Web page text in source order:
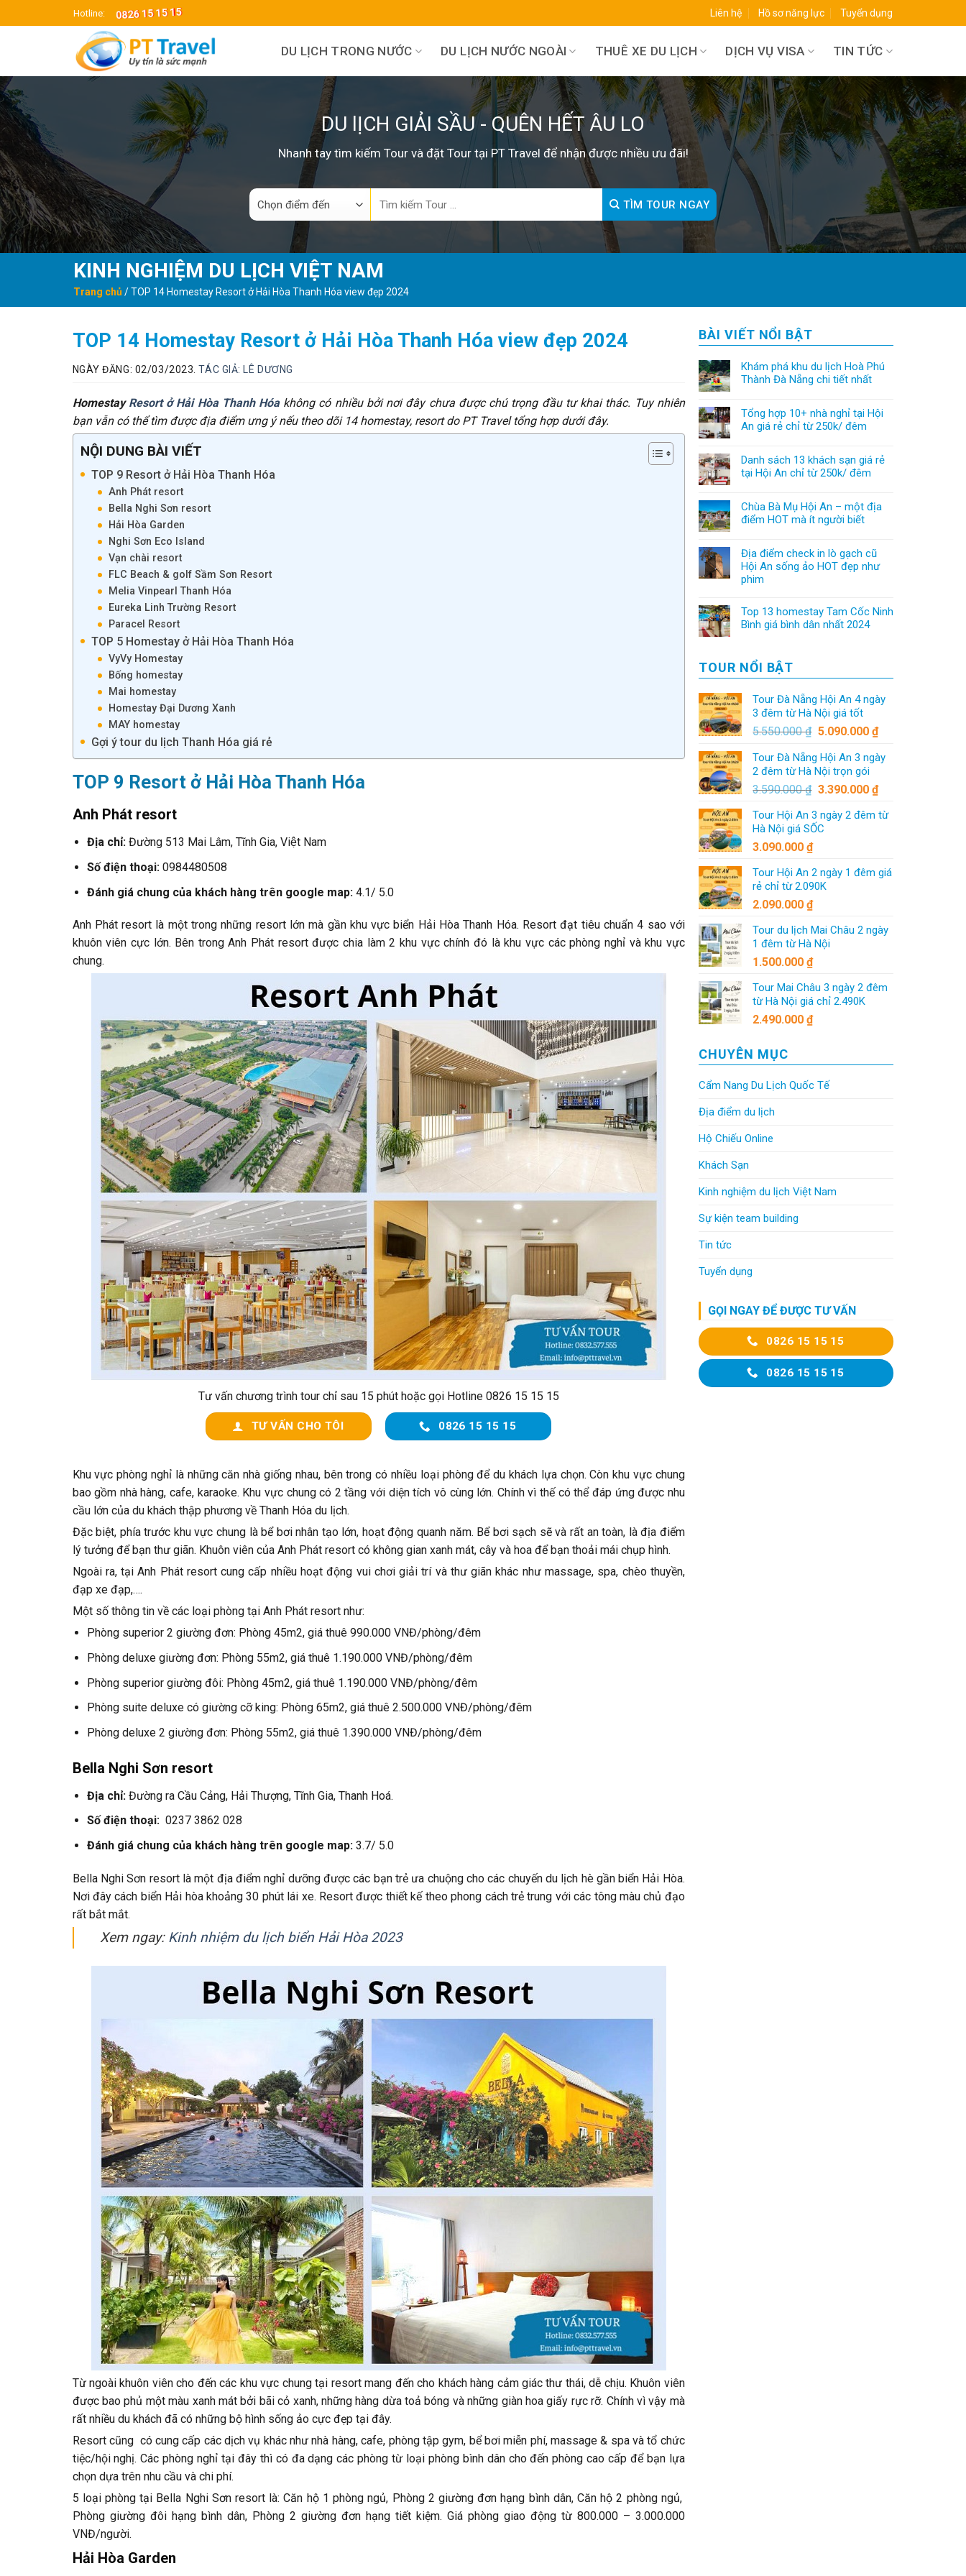
to
Hotline: 0826 15 15 15 Liên hệ Hồ sơ năng lực Tuyển dụng
DU LỊCH TRONG NƯỚC DU LỊCH NƯỚC NGOÀI THUÊ XE DU LỊCH DỊCH VỤ VISA TIN TỨC
DU lỊCH GIẢI SẦU - QUÊN HẾT ÂU LO
Nhanh tay tìm kiếm Tour và đặt Tour tại PT Travel để nhận được nhiều ưu đãi!
TÌM TOUR NGAY
KINH NGHIỆM DU LỊCH VIỆT NAM
Trang chủ/TOP 14 Homestay Resort ở Hải Hòa Thanh Hóa view đẹp 2024
TOP 14 Homestay Resort ở Hải Hòa Thanh Hóa view đẹp 2024
NGÀY ĐĂNG: 02/03/2023.TÁC GIẢ:LÊ DƯƠNG
Homestay Resort ở Hải Hòa Thanh Hóa không có nhiều bởi nơi đây chưa được chú trọng đầu tư khai thác. Tuy nhiên
bạn vẫn có thể tìm được địa điểm ưng ý nếu theo dõi 14 homestay, resort do PT Travel tổng hợp dưới đây.
NỘI DUNG BÀI VIẾT
TOP 9 Resort ở Hải Hòa Thanh Hóa
Anh Phát resort
Bella Nghi Sơn resort
Hải Hòa Garden
Nghi Sơn Eco Island
Vạn chài resort
FLC Beach & golf Sầm Sơn Resort
Melia Vinpearl Thanh Hóa
Eureka Linh Trường Resort
Paracel Resort
TOP 5 Homestay ở Hải Hòa Thanh Hóa
VyVy Homestay
Bống homestay
Mai homestay
Homestay Đại Dương Xanh
MAY homestay
Gợi ý tour du lịch Thanh Hóa giá rẻ
TOP 9 Resort ở Hải Hòa Thanh Hóa
Anh Phát resort
Địa chỉ:Đường 513 Mai Lâm, Tĩnh Gia, Việt Nam
Số điện thoại:0984480508
Đánh giá chung của khách hàng trên google map: 4.1/ 5.0
Anh Phát resort là một trong những resort lớn mà gần khu vực biển Hải Hòa Thanh Hóa. Resort đạt tiêu chuẩn 4 sao với
khuôn viên cực lớn. Bên trong Anh Phát resort được chia làm 2 khu vực chính đó là khu vực các phòng nghỉ và khu vực
chung.
Tư vấn chương trình tour chỉ sau 15 phút hoặc gọi Hotline 0826 15 15 15
TƯ VẤN CHO TÔI 0826 15 15 15
Khu vực phòng nghỉ là những căn nhà giống nhau, bên trong có nhiều loại phòng để du khách lựa chọn. Còn khu vực chung
bao gồm nhà hàng, cafe, karaoke. Khu vực chung có 2 tầng với diện tích vô cùng lớn. Chính vì thế có thể đáp ứng được nhu
cầu lớn của du khách thập phương về Thanh Hóa du lịch.
Đặc biệt, phía trước khu vực chung là bể bơi nhân tạo lớn, hoạt động quanh năm. Bể bơi sạch sẽ và rất an toàn, là địa điểm
lý tưởng để bạn thư giãn. Khuôn viên của Anh Phát resort có không gian xanh mát, cây và hoa để bạn thoải mái chụp hình.
Ngoài ra, tại Anh Phát resort cung cấp nhiều hoạt động vui chơi giải trí và thư giãn khác như massage, spa, chèo thuyền,
đạp xe đạp,….
Một số thông tin về các loại phòng tại Anh Phát resort như:
Phòng superior 2 giường đơn: Phòng 45m2, giá thuê 990.000 VNĐ/phòng/đêm
Phòng deluxe giường đơn: Phòng 55m2, giá thuê 1.190.000 VNĐ/phòng/đêm
Phòng superior giường đôi: Phòng 45m2, giá thuê 1.190.000 VNĐ/phòng/đêm
Phòng suite deluxe có giường cỡ king: Phòng 65m2, giá thuê 2.500.000 VNĐ/phòng/đêm
Phòng deluxe 2 giường đơn: Phòng 55m2, giá thuê 1.390.000 VNĐ/phòng/đêm
Bella Nghi Sơn resort
Địa chỉ: Đường ra Cầu Cảng, Hải Thượng, Tĩnh Gia, Thanh Hoá.
Số điện thoại: 0237 3862 028
Đánh giá chung của khách hàng trên google map: 3.7/ 5.0
Bella Nghi Sơn resort là một địa điểm nghỉ dưỡng được các bạn trẻ ưa chuộng cho các chuyến du lịch hè gần biển Hải Hòa.
Nơi đây cách biển Hải hòa khoảng 30 phút lái xe. Resort được thiết kế theo phong cách trẻ trung với các tông màu chủ đạo
rất bắt mắt.
Xem ngay: Kinh nhiệm du lịch biển Hải Hòa 2023
Từ ngoài khuôn viên cho đến các khu vực chung tại resort mang đến cho khách hàng cảm giác thư thái, dễ chịu. Khuôn viên
được bao phủ một màu xanh mát bởi bãi cỏ xanh, những hàng dừa toả bóng và những giàn hoa giấy rực rỡ. Chính vì vậy mà
rất nhiều du khách đã có những bộ hình sống ảo cực đẹp tại đây.
Resort cũng có cung cấp các dịch vụ khác như nhà hàng, cafe, phòng tập gym, bể bơi miễn phí, massage & spa và tổ chức
tiệc/hội nghị. Các phòng nghỉ tại đây thì có đa dạng các phòng từ loại phòng bình dân cho đến phòng cao cấp để bạn lựa
chọn dựa trên nhu cầu và chi phí.
5 loại phòng tại Bella Nghi Sơn resort là: Căn hộ 1 phòng ngủ, Phòng 2 giường đơn hạng bình dân, Căn hộ 2 phòng ngủ,
Phòng giường đôi hạng bình dân, Phòng 2 giường đơn hạng tiết kiệm. Giá phòng giao động từ 800.000 – 3.000.000
VNĐ/người.
Hải Hòa Garden
BÀI VIẾT NỔI BẬT
Khám phá khu du lịch Hoà Phú
Thành Đà Nẵng chi tiết nhất
Tổng hợp 10+ nhà nghỉ tại Hội
An giá rẻ chỉ từ 250k/ đêm
Danh sách 13 khách sạn giá rẻ
tại Hội An chỉ từ 250k/ đêm
Chùa Bà Mụ Hội An – một địa
điểm HOT mà ít người biết
Địa điểm check in lò gạch cũ
Hội An sống ảo HOT đẹp như
phim
Top 13 homestay Tam Cốc Ninh
Bình giá bình dân nhất 2024
TOUR NỔI BẬT
Tour Đà Nẵng Hội An 4 ngày
3 đêm từ Hà Nội giá tốt
5.550.000₫ 5.090.000₫
Tour Đà Nẵng Hội An 3 ngày
2 đêm từ Hà Nội trọn gói
3.590.000₫ 3.390.000₫
Tour Hội An 3 ngày 2 đêm từ
Hà Nội giá SỐC
3.090.000₫
Tour Hội An 2 ngày 1 đêm giá
rẻ chỉ từ 2.090K
2.090.000₫
Tour du lịch Mai Châu 2 ngày
1 đêm từ Hà Nội
1.500.000₫
Tour Mai Châu 3 ngày 2 đêm
từ Hà Nội giá chỉ 2.490K
2.490.000₫
CHUYÊN MỤC
Cẩm Nang Du Lịch Quốc Tế
Địa điểm du lịch
Hộ Chiếu Online
Khách Sạn
Kinh nghiệm du lịch Việt Nam
Sự kiện team building
Tin tức
Tuyển dụng
GỌI NGAY ĐỂ ĐƯỢC TƯ VẤN
0826 15 15 15
0826 15 15 15